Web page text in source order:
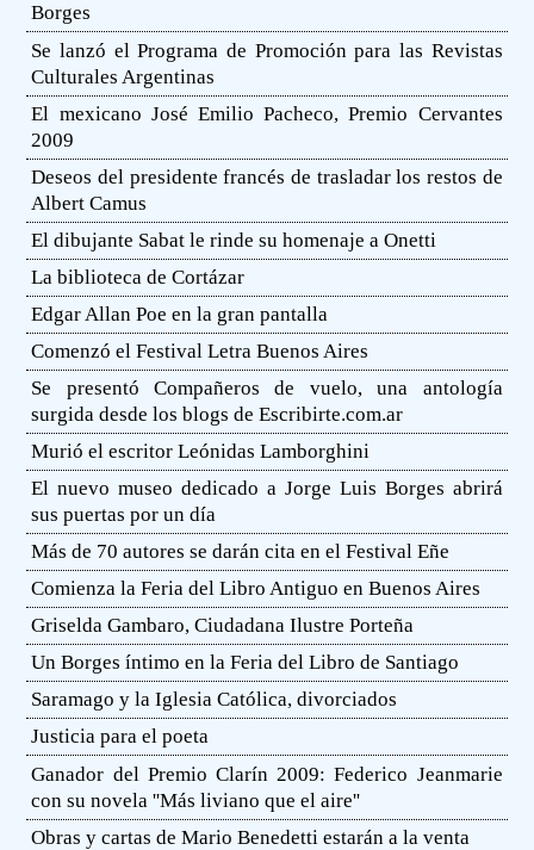
Borges
Se lanzó el Programa de Promoción para las Revistas
Culturales Argentinas
El mexicano José Emilio Pacheco, Premio Cervantes
2009
Deseos del presidente francés de trasladar los restos de
Albert Camus
El dibujante Sabat le rinde su homenaje a Onetti
La biblioteca de Cortázar
Edgar Allan Poe en la gran pantalla
Comenzó el Festival Letra Buenos Aires
Se presentó Compañeros de vuelo, una antología
surgida desde los blogs de Escribirte.com.ar
Murió el escritor Leónidas Lamborghini
El nuevo museo dedicado a Jorge Luis Borges abrirá
sus puertas por un día
Más de 70 autores se darán cita en el Festival Eñe
Comienza la Feria del Libro Antiguo en Buenos Aires
Griselda Gambaro, Ciudadana Ilustre Porteña
Un Borges íntimo en la Feria del Libro de Santiago
Saramago y la Iglesia Católica, divorciados
Justicia para el poeta
Ganador del Premio Clarín 2009: Federico Jeanmarie
con su novela ''Más liviano que el aire''
Obras y cartas de Mario Benedetti estarán a la venta